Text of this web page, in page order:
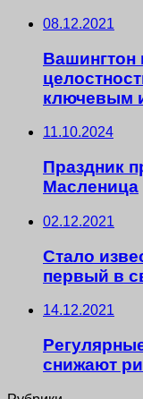
08.12.2021
Вашингтон
ключевым
11.10.2024
Праздник
Масленица
02.12.2021
Стало
первый в
14.12.2021
снижают